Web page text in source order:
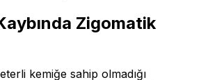
Zigomatik
kemiğe sahip olmadığı